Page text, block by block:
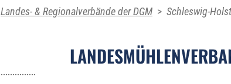
Landes- & Regionalverbände der DGM > Schleswig-